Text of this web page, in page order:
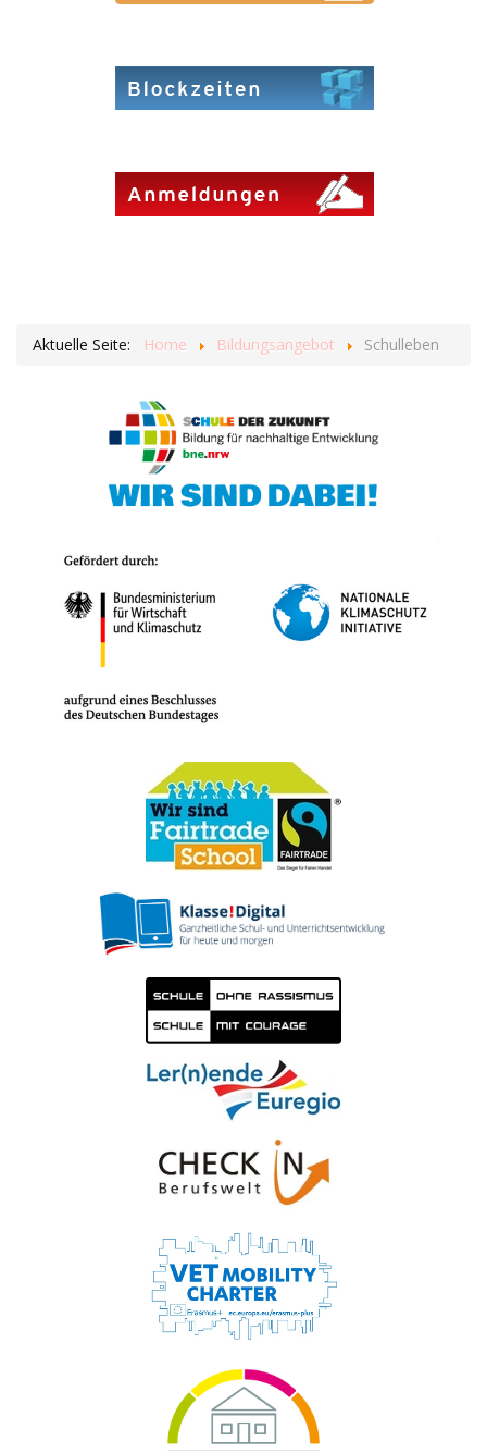
Aktuelle Seite: Home Bildungsangebot Schulleben